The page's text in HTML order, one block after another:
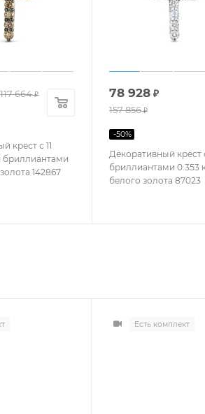
крест с 11
142867
117 664₽
Декоративный крест с
бриллиантами 0.353
белого золота 87023
78 928 ₽
157 856₽
-50%
Есть комплект